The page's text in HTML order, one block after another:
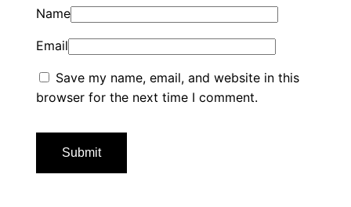
Name
Email
Save my name, email, and website in this
browser for the next time I comment.